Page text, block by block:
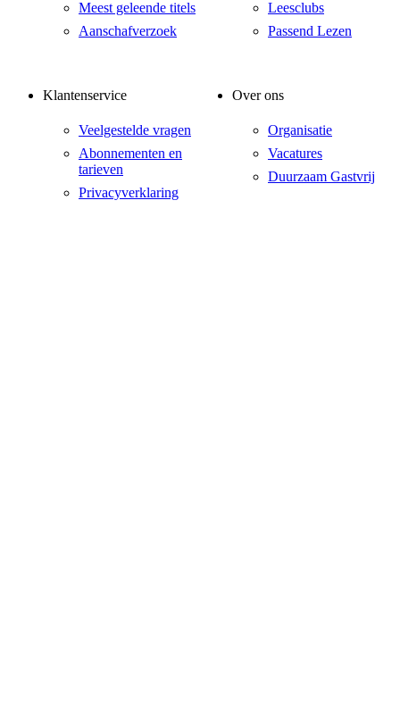
Meest geleende titels
Aanschafverzoek
Leesclubs
Passend Lezen
Klantenservice
Veelgestelde vragen
Abonnementen en
tarieven
Privacyverklaring
Over ons
Organisatie
Vacatures
Duurzaam Gastvrij